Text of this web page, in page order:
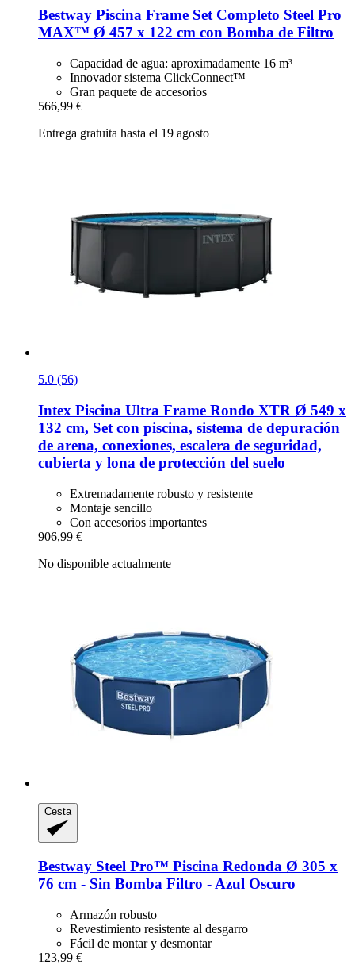
Bestway Piscina Frame Set Completo Steel Pro
MAX™ Ø 457 x 122 cm con Bomba de Filtro
Capacidad de agua: aproximadamente 16 m³
Innovador sistema ClickConnect™
Gran paquete de accesorios
566,99 €
Entrega gratuita hasta el 19 agosto
5.0 (56)
Intex Piscina Ultra Frame Rondo XTR Ø 549 x
132 cm, Set con piscina, sistema de depuración
de arena, conexiones, escalera de seguridad,
cubierta y lona de protección del suelo
Extremadamente robusto y resistente
Montaje sencillo
Con accesorios importantes
906,99 €
No disponible actualmente
Cesta
Bestway Steel Pro™ Piscina Redonda Ø 305 x
76 cm -​ Sin Bomba Filtro -​ Azul Oscuro
Armazón robusto
Revestimiento resistente al desgarro
Fácil de montar y desmontar
123,99 €